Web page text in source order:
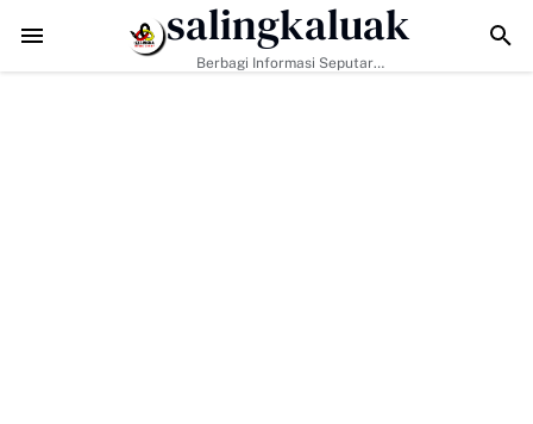
Ke-129 Jadikan Penyuluhan Satpol PP Sarana Membangun
salingkaluak
Berbagi Informasi Seputar